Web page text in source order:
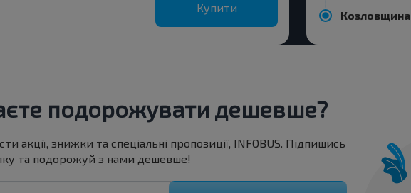
Купити
Козловщина
подорожувати дешевше?
акції, знижки та спеціальні пропозиції, INFOBUS. Підпишись
та подорожуй з нами дешевше!